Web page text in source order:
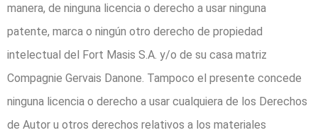
manera, de ninguna licencia o derecho a usar ninguna
patente, marca o ningún otro derecho de propiedad
intelectual del Fort Masis S.A. y/o de su casa matriz
Compagnie Gervais Danone. Tampoco el presente concede
ninguna licencia o derecho a usar cualquiera de los Derechos
de Autor u otros derechos relativos a los materiales